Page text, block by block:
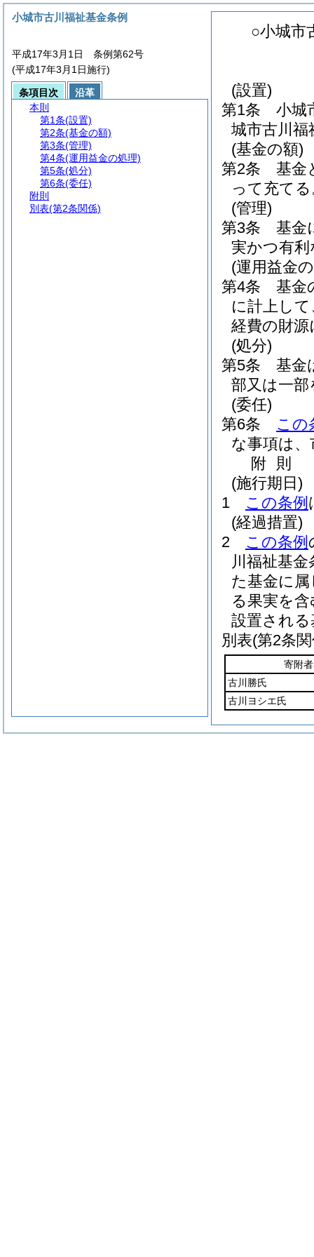
○小城市
(設置)
第1条
小城
城市古川福
(基金の額)
第2条
基金
って充て
(管理)
第3条
基金
実かつ有
(運用益金
第4条
基金
に計上し
経費の財
(処分)
第5条
基金
部又は一
(委任)
第6条
この
な事項は
附 則
(施行期日)
1
この条例
(経過措置)
2
この条例
川福祉基金
た基金に
る果実を含
設置され
別表(第2条
寄附
古川勝氏
古川ヨシエ氏
小城市古川福祉基金条例
平成17年3月1日 条例第62号
(平成17年3月1日施行)
条項目次
沿革
本則
第1条(設置)
第2条(基金の額)
第3条(管理)
第4条(運用益金の処理)
第5条(処分)
第6条(委任)
附則
別表(第2条関係)